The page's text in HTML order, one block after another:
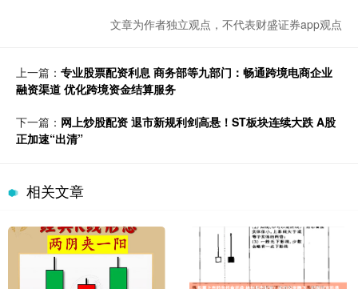
文章为作者独立观点，不代表财盛证券app观点
上一篇： 专业股票配资利息 商务部等九部门：畅通跨境电商企业
融资渠道 优化跨境资金结算服务
下一篇： 网上炒股配资 退市新规利剑高悬！ST板块连续大跌 A股
正加速“出清”
相关文章